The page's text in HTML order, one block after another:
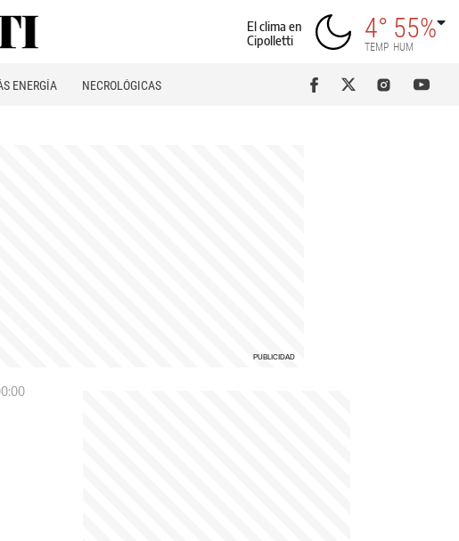
El clima en
Cipolletti
4°
TEMP
55%
HUM
ENERGÍA NECROLÓGICAS